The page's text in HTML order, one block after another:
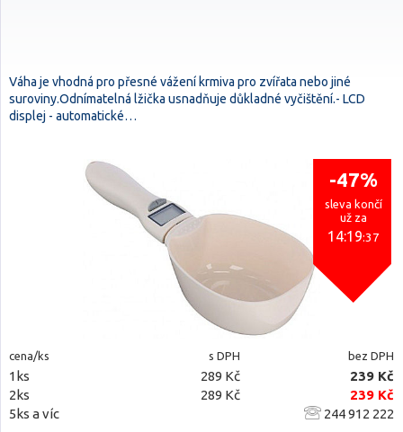
Váha je vhodná pro přesné vážení krmiva pro zvířata nebo jiné
suroviny.Odnímatelná lžička usnadňuje důkladné vyčištění.- LCD
displej - automatické…
-47%
sleva končí
už za
14:19:36
cena/ks s DPH bez DPH
1ks 289 Kč
239 Kč
2ks
289 Kč
239 Kč
5ks a víc
244 912 222